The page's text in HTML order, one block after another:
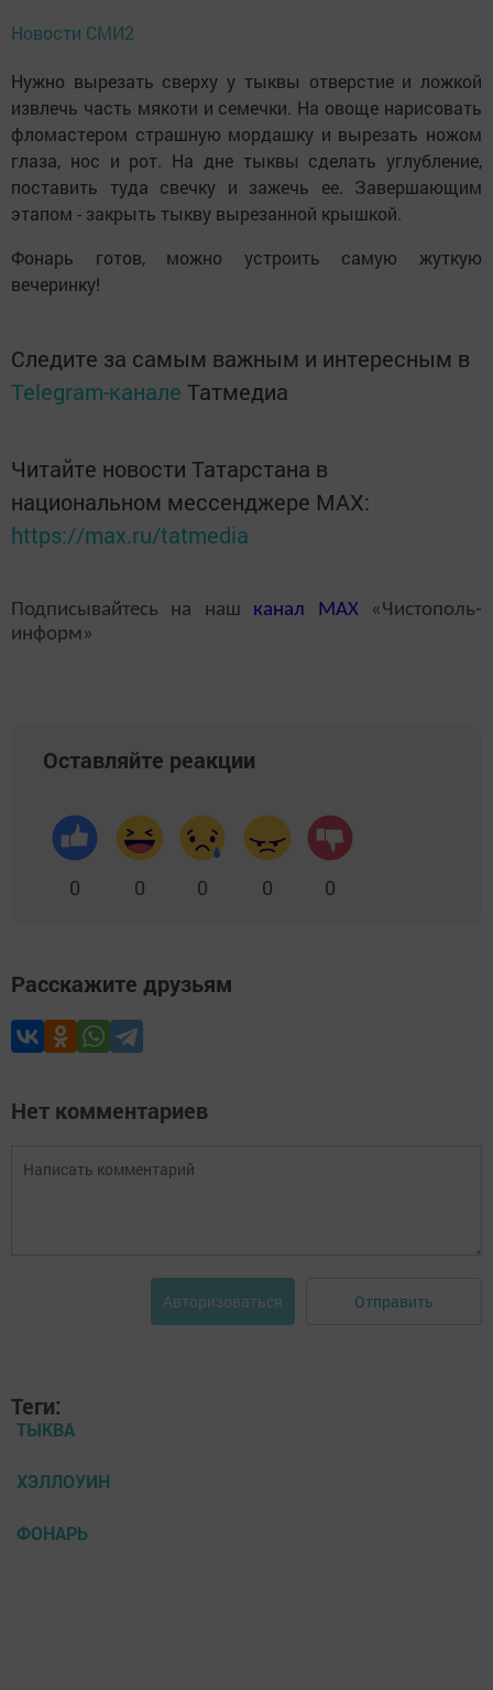
Новости СМИ2
Нужно вырезать сверху у тыквы отверстие и ложкой
извлечь часть мякоти и семечки. На овоще нарисовать
фломастером страшную мордашку и вырезать ножом
глаза, нос и рот. На дне тыквы сделать углубление,
поставить туда свечку и зажечь ее. Завершающим
этапом - закрыть тыкву вырезанной крышкой.
Фонарь готов, можно устроить самую жуткую
вечеринку!
Следите за самым важным и интересным в
Telegram-канале Татмедиа
Читайте новости Татарстана в
национальном мессенджере MАХ:
https://max.ru/tatmedia
Подписывайтесь на наш канал MAX«Чистополь-
информ»
Оставляйте реакции
0 0 0 0 0
Расскажите друзьям
Нет комментариев
Авторизоваться Отправить
Теги:
ТЫКВА
ХЭЛЛОУИН
ФОНАРЬ